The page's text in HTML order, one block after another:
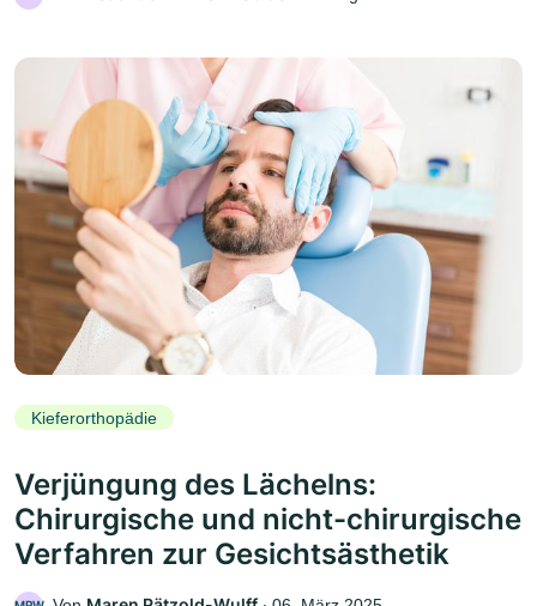
Kieferorthopädie
Verjüngung des Lächelns:
Chirurgische und nicht-chirurgische
Verfahren zur Gesichtsästhetik